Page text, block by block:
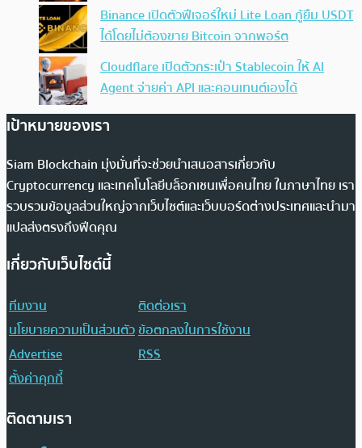
Binance เปิดตัวฟีเจอร์ใหม่ Lite Loan กู้ยืม USDT
ได้โดยไม่ต้องขาย Bitcoin จากพอร์ต
Cloudflare เปิดตัวกระเป๋า Stablecoin ให้ AI
Agent จ่ายค่า API และคอนเทนต์เองได้
เป้าหมายของเรา
Siam Blockchain มุ่งมั่นที่จะช่วยนำเสนอสารเกี่ยวกับ
Cryptocurrency และเทคโนโลยีบล็อกเชนเพื่อคนไทย ในภาษาไทย เรา
รวบรวมข้อมูลส่วนใหญ่จากเว็บไซต์และเว็บบอร์ดต่างประเทศและนำมา
แปลส่งตรงถึงฟีดคุณ
เกี่ยวกับเว็บไซต์นี้
ทีมงาน
ติดต่อเรา
นโยบายความเป็นส่วนตัวข้อตกลงในการใช้งาน
Advertise
RSS
ตั้งค่าคุกกี้
ติดตามเรา